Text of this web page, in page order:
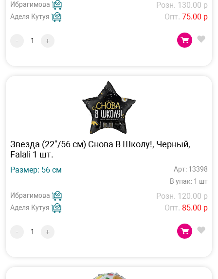
Ибрагимова
Аделя Кутуя
Розн. 130.00 р
Опт. 75.00 р
- +
Звезда (22''/56 см) Снова В Школу!, Черный,
Falali 1 шт.
Размер: 56 см
Арт: 13398
В упак: 1 шт
Ибрагимова
Аделя Кутуя
Розн. 120.00 р
Опт. 85.00 р
- +